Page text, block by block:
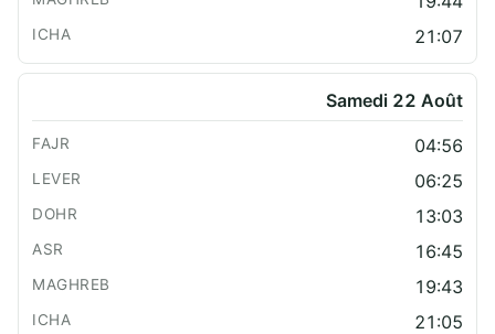
21:07
Samedi 22 Août
04:56
06:25
13:03
16:45
19:43
21:05